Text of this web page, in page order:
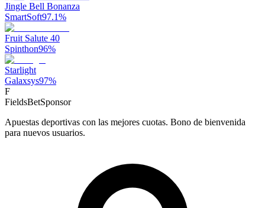
Jingle Bell Bonanza
SmartSoft97.1%
Fruit Salute 40
Spinthon96%
Starlight
Galaxsys97%
F
FieldsBetSponsor
Apuestas deportivas con las mejores cuotas. Bono de bienvenida
para nuevos usuarios.